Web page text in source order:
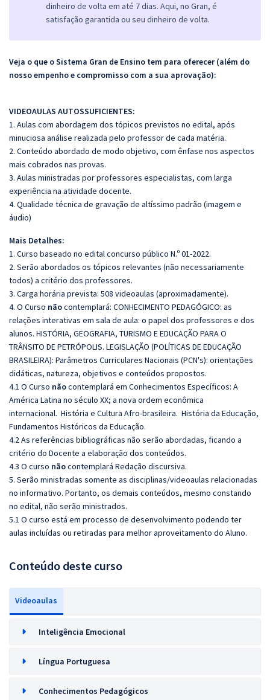
dinheiro de volta em até 7 dias. Aqui, no Gran, é
satisfação garantida ou seu dinheiro de volta.
Veja o que o Sistema Gran de Ensino tem para oferecer (além do
nosso empenho e compromisso com a sua aprovação):
VIDEOAULAS AUTOSSUFICIENTES:
1. Aulas com abordagem dos tópicos previstos no edital, após
minuciosa análise realizada pelo professor de cada matéria.
2. Conteúdo abordado de modo objetivo, com ênfase nos aspectos
mais cobrados nas provas.
3. Aulas ministradas por professores especialistas, com larga
experiência na atividade docente.
4. Qualidade técnica de gravação de altíssimo padrão (imagem e
áudio)
Mais Detalhes:
1. Curso baseado no edital concurso público N.º 01-2022.
2. Serão abordados os tópicos relevantes (não necessariamente
todos) a critério dos professores.
3. Carga horária prevista: 508 videoaulas (aproximadamente).
4. O Curso nãocontemplará: CONHECIMENTO PEDAGÓGICO: as
relações interativas em sala de aula: o papel dos professores e dos
alunos. HISTÓRIA, GEOGRAFIA, TURISMO E EDUCAÇÃO PARA O
TRÂNSITO DE PETRÓPOLIS. LEGISLAÇÃO (POLÍTICAS DE EDUCAÇÃO
BRASILEIRA): Parâmetros Curriculares Nacionais (PCN's): orientações
didáticas, natureza, objetivos e conteúdos propostos.
4.1 O Curso nãocontemplará em Conhecimentos Específicos: A
América Latina no século XX; a nova ordem econômica
internacional. História e Cultura Afro-brasileira. História da Educação,
Fundamentos Históricos da Educação.
4.2 As referências bibliográficas não serão abordadas, ficando a
critério do Docente a elaboração dos conteúdos.
4.3 O curso nãocontemplará Redação discursiva.
5. Serão ministradas somente as disciplinas/videoaulas relacionadas
no informativo. Portanto, os demais conteúdos, mesmo constando
no edital, não serão ministrados.
5.1 O curso está em processo de desenvolvimento podendo ter
aulas incluídas ou retiradas para melhor aproveitamento do Aluno.
Conteúdo deste curso
Videoaulas
Inteligência Emocional
Língua Portuguesa
Conhecimentos Pedagógicos